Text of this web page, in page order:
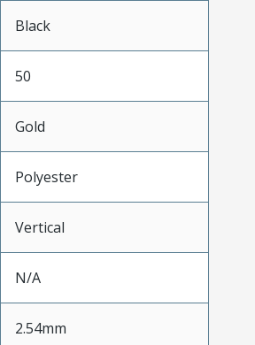
Black
50
Gold
Polyester
Vertical
N/A
2.54mm